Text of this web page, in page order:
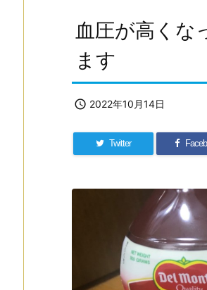
血圧が高くな
ます
 2022年10月14日
Twitter